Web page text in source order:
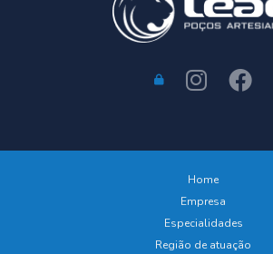
Home
Empresa
Especialidades
Região de atuação